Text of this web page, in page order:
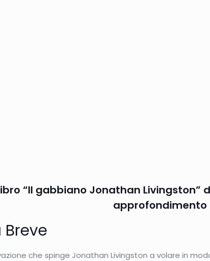
“Il gabbiano Jonathan
approfondimento
che spinge Jonathan Livingston a volare in